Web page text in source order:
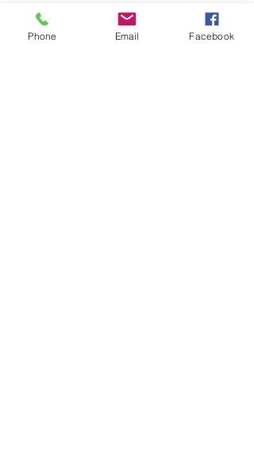
Phone Email Facebook